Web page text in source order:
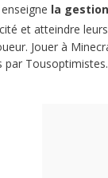
la
et atteindre
Jouer à
par Tousoptimistes.